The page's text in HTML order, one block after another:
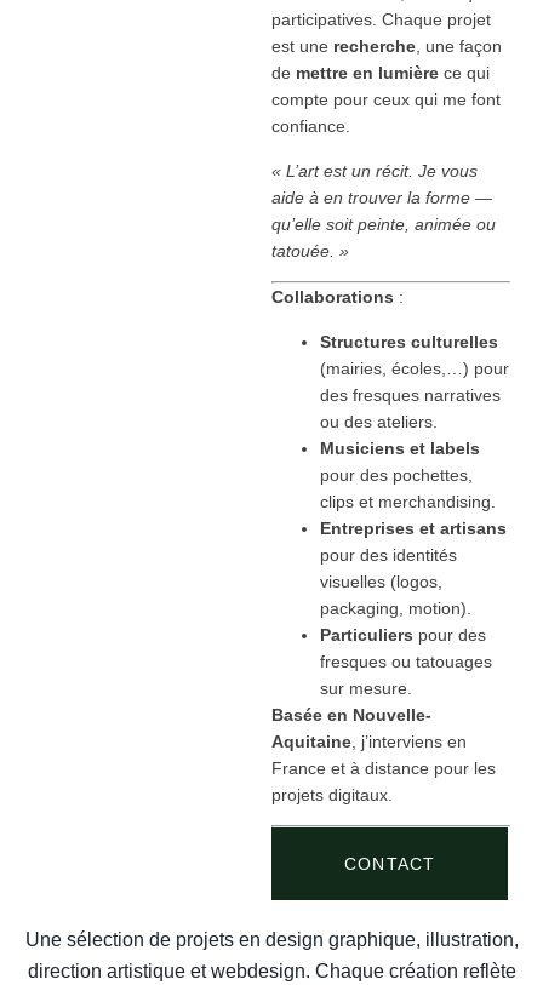
participatives. Chaque projet
est une recherche, une façon
de mettre en lumière ce qui
compte pour ceux qui me font
confiance.
« L’art est un récit. Je vous
aide à en trouver la forme —
qu’elle soit peinte, animée ou
tatouée. »
Collaborations :
Structures culturelles
(mairies, écoles,…) pour
des fresques narratives
ou des ateliers.
Musiciens et labels
pour des pochettes,
clips et merchandising.
Entreprises et artisans
pour des identités
visuelles (logos,
packaging, motion).
Particuliers pour des
fresques ou tatouages
sur mesure.
Basée en Nouvelle-
Aquitaine , j’interviens en
France et à distance pour les
projets digitaux.
CONTACT
Une sélection de projets en design graphique, illustration,
direction artistique et webdesign. Chaque création reflète